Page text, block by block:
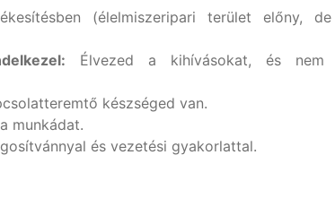
(élelmiszeripari terület előny,
Élvezed a kihívásokat, és nem
készséged van.
munkádat.
és vezetési gyakorlattal.